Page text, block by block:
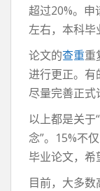
超过20%。申
左右，本科毕
论文的查重重
进行更正。有
尽量完善正式
以上都是关于
念”。15%不
毕业论文，希
目前，大多